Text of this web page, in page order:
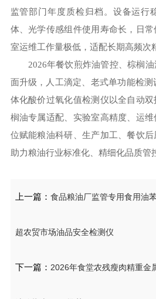
监管部门年度质检归档。设备运行
体、光学传感组件使用寿命长，日
室运维工作量极低，适配长期高频次
2026年餐饮煎炸油管控、棕榈
面升级，人工滴定、老式单功能检测
体化酸价过氧化值检测仪以全自动
榈油专属适配、实验室高精度、运
位赋能粮油科研、生产加工、餐饮后
助力粮油行业标准化、精细化品质管
上一篇： 食品粮油厂监管专用食用油
超农贸市场油品安全检测仪
下一篇： 2026年食堂农残瘦肉精重金